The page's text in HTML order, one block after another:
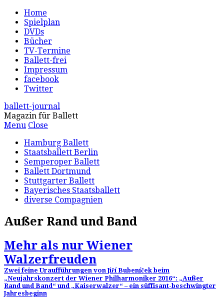
Home
Spielplan
DVDs
Bücher
TV-Termine
Ballett-frei
Impressum
facebook
Twitter
ballett-journal
Magazin für Ballett
Menu Close
Hamburg Ballett
Staatsballett Berlin
Semperoper Ballett
Ballett Dortmund
Stuttgarter Ballett
Bayerisches Staatsballett
diverse Compagnien
Außer Rand und Band
Mehr als nur Wiener
Walzerfreuden
Zwei feine Uraufführungen von Jiří Bubeníček beim
„Neujahrskonzert der Wiener Philharmoniker 2016“: „Außer
Rand und Band“ und „Kaiserwalzer“ – ein süffisant-beschwingter
Jahresbeginn